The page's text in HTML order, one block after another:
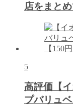
店をまと
5
高評価【
プバリュ